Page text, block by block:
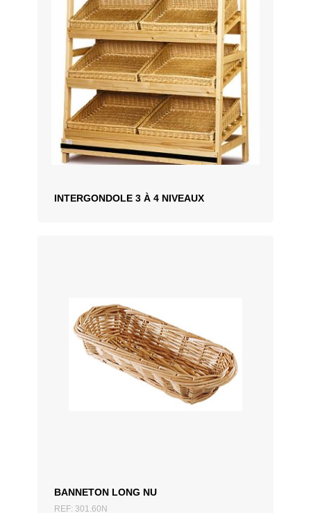
INTERGONDOLE 3 À 4 NIVEAUX
BANNETON LONG NU
REF: 301.60N
AJOUTER AU DEVIS